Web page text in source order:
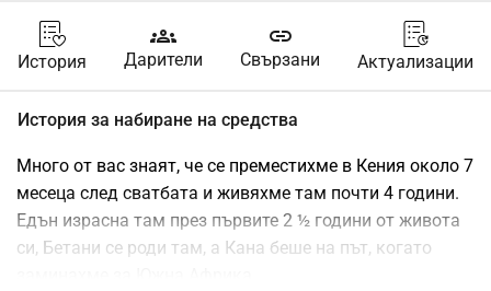
История
groups
Дарители
link
Свързани Актуализации
История за набиране на средства
Много от вас знаят, че се преместихме в Кения около 7
месеца след сватбата и живяхме там почти 4 години.
Едън израсна там през първите 2 ½ години от живота
си, Бетани се роди там, а Кана беше на път, когато